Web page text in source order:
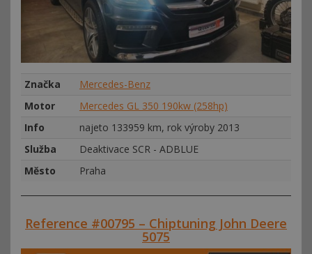
Značka
Mercedes-Benz
Motor
Mercedes GL 350 190kw (258hp)
Info
najeto 133959 km, rok výroby 2013
Služba
Deaktivace SCR - ADBLUE
Město
Praha
Reference #00795 – Chiptuning John Deere
5075